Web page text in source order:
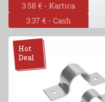
3.58 € - Kartica
3.37 € - Cash
Hot
Deal